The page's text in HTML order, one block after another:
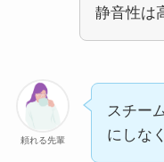
静音性は
頼れる先輩
スチー
にしな